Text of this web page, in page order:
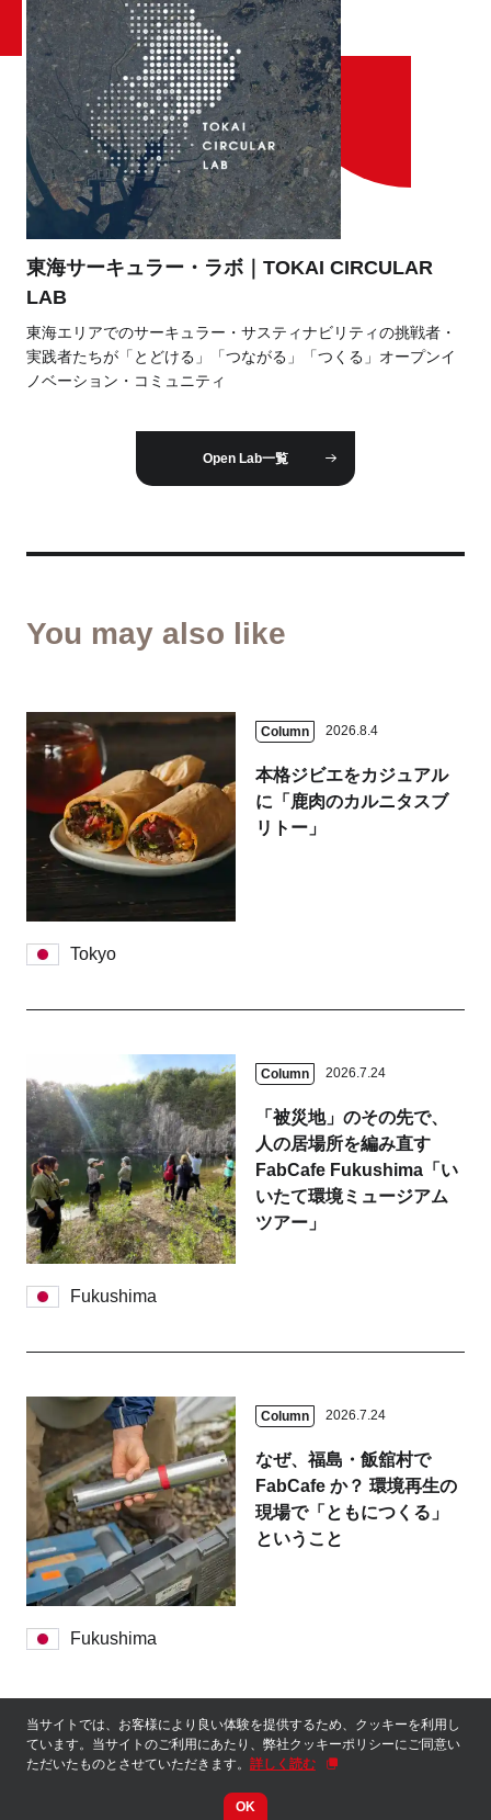
当サイトでは、お客様により良い体験を提供するため、クッキーを利用し
ています。当サイトのご利用にあたり、弊社クッキーポリシーにご同意い
ただいたものとさせていただきます。 詳しく読む
OK
東海サーキュラー・ラボ｜TOKAI CIRCULAR
LAB
東海エリアでのサーキュラー・サスティナビリティの挑戦者・
実践者たちが「とどける」「つながる」「つくる」オープンイ
ノベーション・コミュニティ
Open Lab一覧
You may also like
Column 2026.8.4
本格ジビエをカジュアル
に「鹿肉のカルニタスブ
リトー」
Tokyo
Column 2026.7.24
「被災地」のその先で、
人の居場所を編み直す
FabCafe Fukushima「い
いたて環境ミュージアム
ツアー」
Fukushima
Column 2026.7.24
なぜ、福島・飯舘村で
FabCafe か？ 環境再生の
現場で「ともにつくる」
ということ
Fukushima
See all articles